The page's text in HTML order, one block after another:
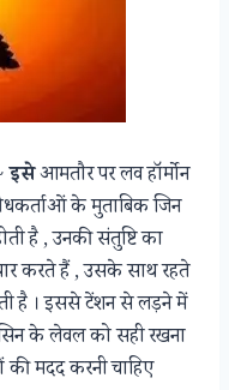
इसेआमतौर पर लव हॉर्मोन
के मुताबिक जिन
है , उनकी संतुष्टि का
करते हैं , उसके साथ रहते
है । इससे टेंशन से लड़ने में
के लेवल को सही रखना
की मदद करनी चाहिए